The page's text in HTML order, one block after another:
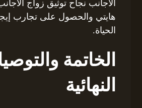
الأجانب نجاح توثيق زواج
هايتي والحصول على تجارب
الحياة.
الخاتمة
النهائية